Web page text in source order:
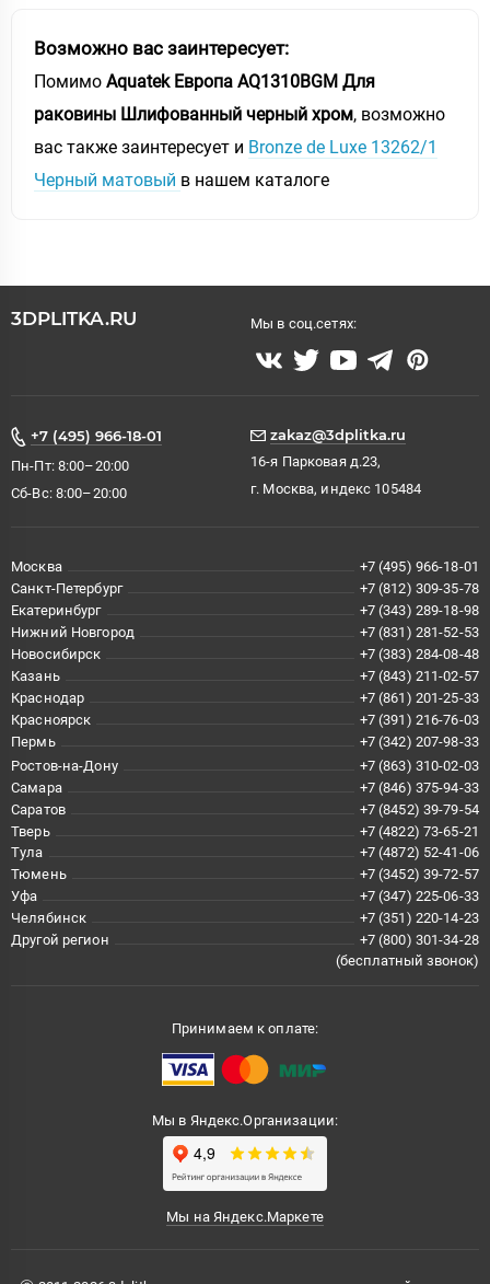
Возможно вас заинтересует:
Помимо Aquatek Европа AQ1310BGM Для
раковины Шлифованный черный хром, возможно
вас также заинтересует и Bronze de Luxe 13262/1
Черный матовый в нашем каталоге
3DPLITKA.RU Мы в соц.сетях:
+7 (495) 966-18-01
Пн-Пт: 8:00–20:00
Сб-Вс: 8:00–20:00
zakaz@3dplitka.ru
16-я Парковая д.23,
г. Москва, индекс 105484
Москва
+7 (495) 966-18-01
Санкт-Петербург
+7 (812) 309-35-78
Екатеринбург
+7 (343) 289-18-98
Нижний Новгород
+7 (831) 281-52-53
Новосибирск
+7 (383) 284-08-48
Казань
+7 (843) 211-02-57
Краснодар
+7 (861) 201-25-33
Красноярск
+7 (391) 216-76-03
Пермь
+7 (342) 207-98-33
Ростов-на-Дону
+7 (863) 310-02-03
Самара
+7 (846) 375-94-33
Саратов
+7 (8452) 39-79-54
Тверь
+7 (4822) 73-65-21
Тула
+7 (4872) 52-41-06
Тюмень
+7 (3452) 39-72-57
Уфа
+7 (347) 225-06-33
Челябинск
+7 (351) 220-14-23
Другой регион
+7 (800) 301-34-28
(бесплатный звонок)
Принимаем к оплате:
Мы в Яндекс.Организации:
Мы на Яндекс.Маркете